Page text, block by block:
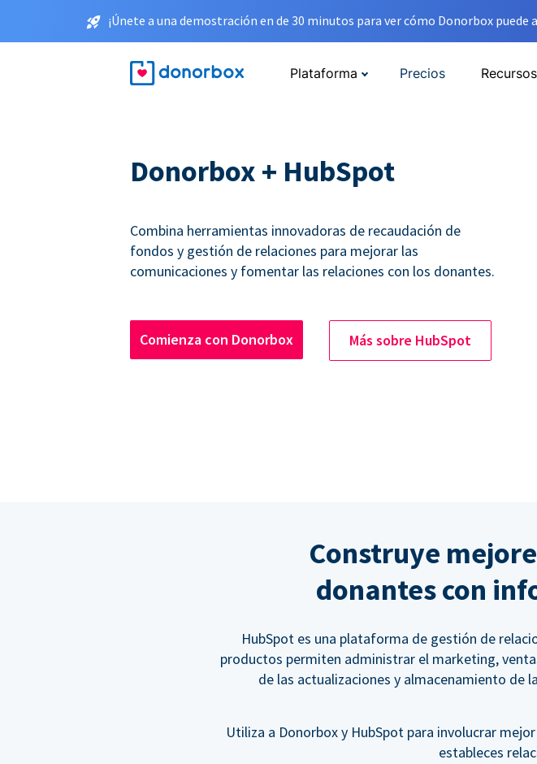
¡Únete a una demostración en de 30 minutos para ver cómo Donorbox
Plataforma Precios Recursos
Donorbox + HubSpot
Combina herramientas innovadoras de recaudación de
fondos y gestión de relaciones para mejorar las
comunicaciones y fomentar las relaciones con los donantes.
Comienza con Donorbox Más sobre HubSpot
Construye
donantes con
HubSpot es una plataforma de gestión de
productos permiten administrar el marketing,
de las actualizaciones y almacenamiento de
Utiliza a Donorbox y HubSpot para involucrar
estableces